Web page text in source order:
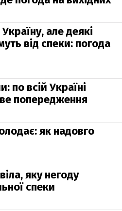
але деякі
від спеки: погода
по всій Україні
попередження
як надовго
яку негоду
спеки